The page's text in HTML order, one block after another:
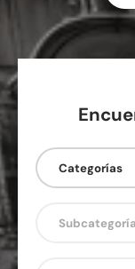
Categorías
Subcategoría